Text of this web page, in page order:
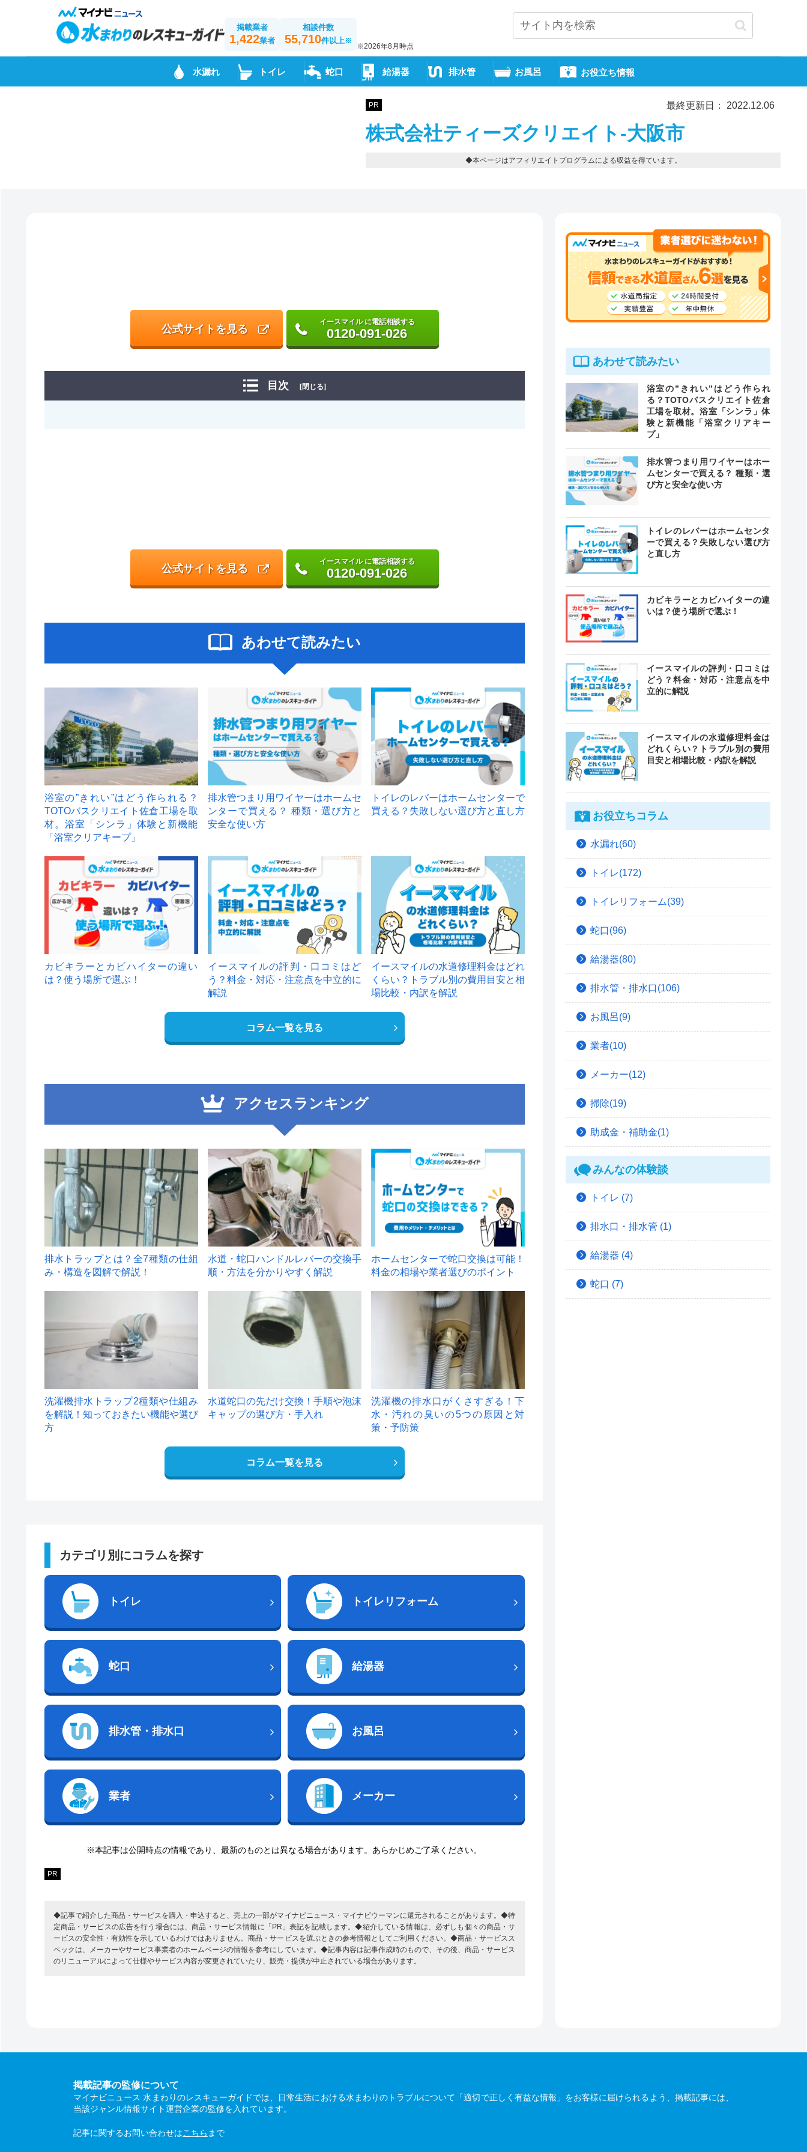
掲載業者
1,422業者
相談件数
55,710件以上※
※2026年8月時点
水漏れ トイレ 蛇口 給湯器 排水管 お風呂 お役立ち情報
PR 最終更新日： 2022.12.06
株式会社ティーズクリエイト-大阪市
◆本ページはアフィリエイトプログラムによる収益を得ています。
公式サイトを見る
イースマイル に電話相談する
0120-091-026
目次 [閉じる]
公式サイトを見る
イースマイル に電話相談する
0120-091-026
あわせて読みたい
浴室の”きれい”はどう作られる？
TOTOバスクリエイト佐倉工場を取
材。浴室「シンラ」体験と新機能
「浴室クリアキープ」
排水管つまり用ワイヤーはホームセ
ンターで買える？ 種類・選び方と
安全な使い方
トイレのレバーはホームセンターで
買える？失敗しない選び方と直し方
カビキラーとカビハイターの違い
は？使う場所で選ぶ！
イースマイルの評判・口コミはど
う？料金・対応・注意点を中立的に
解説
イースマイルの水道修理料金はどれ
くらい？トラブル別の費用目安と相
場比較・内訳を解説
コラム一覧を見る
アクセスランキング
1
排水トラップとは？全7種類の仕組
み・構造を図解で解説！
2
水道・蛇口ハンドルレバーの交換手
順・方法を分かりやすく解説
ホームセンターで蛇口交換は可能！
料金の相場や業者選びのポイント
洗濯機排水トラップ2種類や仕組み
を解説！知っておきたい機能や選び
方
水道蛇口の先だけ交換！手順や泡沫
キャップの選び方・手入れ
洗濯機の排水口がくさすぎる！下
水・汚れの臭いの5つの原因と対
策・予防策
コラム一覧を見る
カテゴリ別にコラムを探す
トイレ トイレリフォーム
蛇口 給湯器
排水管・排水口 お風呂
業者 メーカー
※本記事は公開時点の情報であり、最新のものとは異なる場合があります。あらかじめご了承ください。
PR
◆記事で紹介した商品・サービスを購入・申込すると、売上の一部がマイナビニュース・マイナビウーマンに還元されることがあります。◆特
定商品・サービスの広告を行う場合には、商品・サービス情報に「PR」表記を記載します。◆紹介している情報は、必ずしも個々の商品・サ
ービスの安全性・有効性を示しているわけではありません。商品・サービスを選ぶときの参考情報としてご利用ください。◆商品・サービスス
ペックは、メーカーやサービス事業者のホームページの情報を参考にしています。◆記事内容は記事作成時のもので、その後、商品・サービス
のリニューアルによって仕様やサービス内容が変更されていたり、販売・提供が中止されている場合があります。
あわせて読みたい
浴室の”きれい”はどう作られ
る？TOTOバスクリエイト佐倉
工場を取材。浴室「シンラ」体
験と新機能「浴室クリアキー
プ」
排水管つまり用ワイヤーはホー
ムセンターで買える？ 種類・選
び方と安全な使い方
トイレのレバーはホームセンタ
ーで買える？失敗しない選び方
と直し方
カビキラーとカビハイターの違
いは？使う場所で選ぶ！
イースマイルの評判・口コミは
どう？料金・対応・注意点を中
立的に解説
イースマイルの水道修理料金は
どれくらい？トラブル別の費用
目安と相場比較・内訳を解説
お役立ちコラム
水漏れ(60)
トイレ(172)
トイレリフォーム(39)
蛇口(96)
給湯器(80)
排水管・排水口(106)
お風呂(9)
業者(10)
メーカー(12)
掃除(19)
助成金・補助金(1)
みんなの体験談
トイレ (7)
排水口・排水管 (1)
給湯器 (4)
蛇口 (7)
掲載記事の監修について
マイナビニュース 水まわりのレスキューガイドでは、日常生活における水まわりのトラブルについて「適切で正しく有益な情報」をお客様に届けられるよう、掲載記事には、
当該ジャンル情報サイト運営企業の監修を入れています。
記事に関するお問い合わせはこちら まで